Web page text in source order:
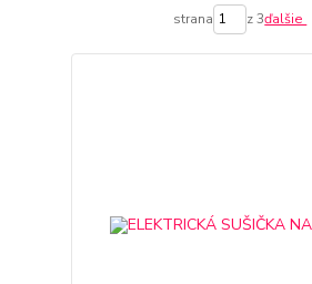
strana z 3ďalšie